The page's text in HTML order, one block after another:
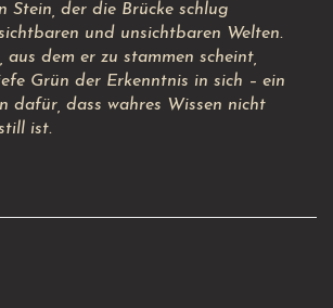
Stein, der die Brücke schlug
und unsichtbaren Welten.
aus dem er zu stammen scheint,
Grün der Erkenntnis in sich – ein
dafür, dass wahres Wissen nicht
ist.